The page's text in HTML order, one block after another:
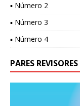
▪ Número 2
▪ Número 3
▪ Número 4
PARES REVISORES